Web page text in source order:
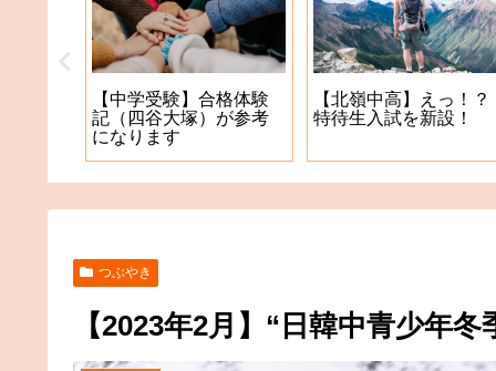
【中学受験】合格体験
記（四谷大塚）が参考
になります
【北嶺中高】えっ！？
特待生入試を新設！
つぶやき
【2023年2月】“日韓中青少年